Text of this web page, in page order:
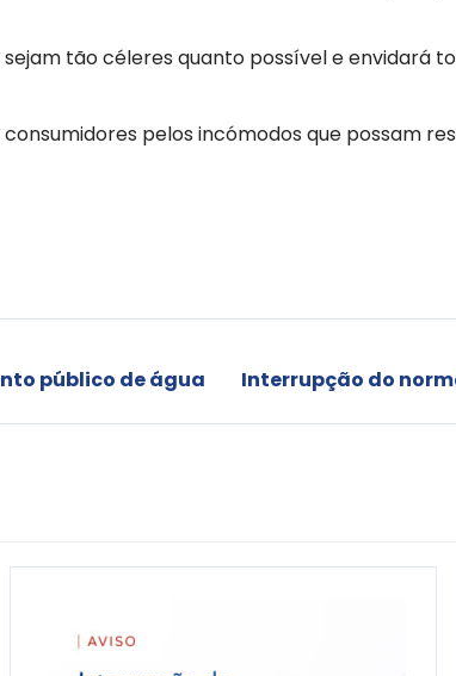
tão céleres quanto possível e envidará
pelos incómodos que possam
público de água Interrupção do